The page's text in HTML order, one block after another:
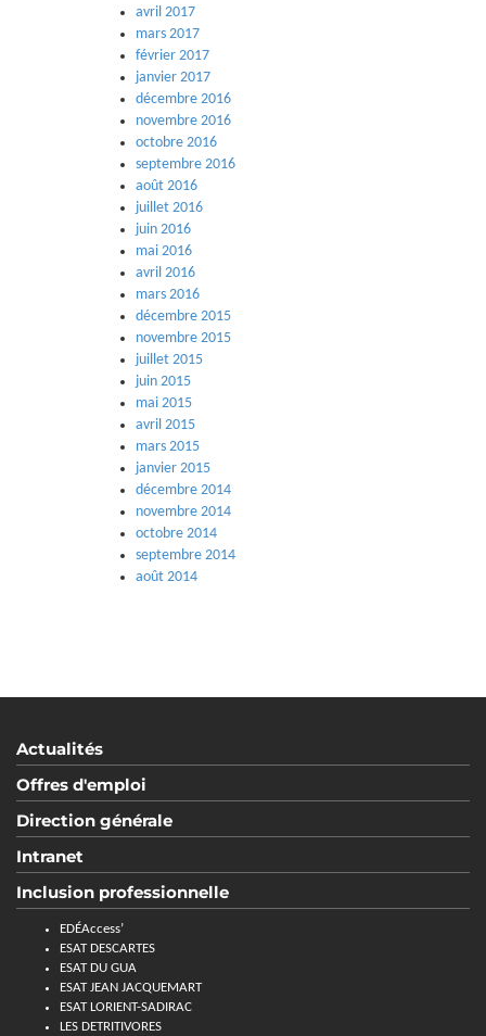
avril 2017
mars 2017
février 2017
janvier 2017
décembre 2016
novembre 2016
octobre 2016
septembre 2016
août 2016
juillet 2016
juin 2016
mai 2016
avril 2016
mars 2016
décembre 2015
novembre 2015
juillet 2015
juin 2015
mai 2015
avril 2015
mars 2015
janvier 2015
décembre 2014
novembre 2014
octobre 2014
septembre 2014
août 2014
Actualités
Offres d'emploi
Direction générale
Intranet
Inclusion professionnelle
EDÉAccess’
ESAT DESCARTES
ESAT DU GUA
ESAT JEAN JACQUEMART
ESAT LORIENT-SADIRAC
LES DETRITIVORES